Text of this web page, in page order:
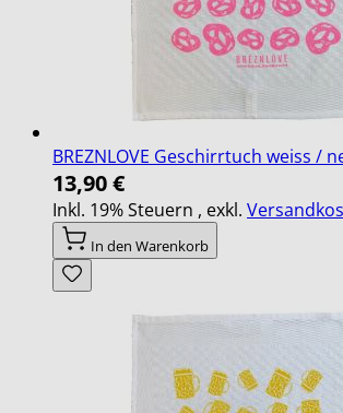
BREZNLOVE Geschirrtuch weiss /
13,90 €
Inkl. 19% Steuern , exkl.
In den Warenkorb